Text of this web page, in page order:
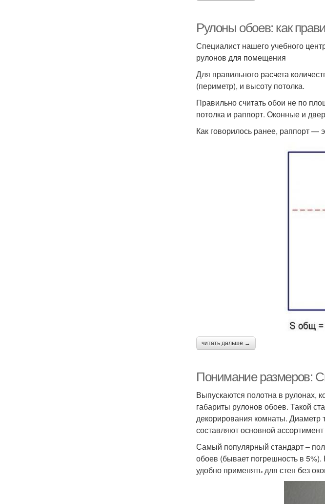
Рулоны обоев: как
Специалист нашего учебного
рулонов для помещения
Для правильного расчета
(периметр), и высоту потолка.
Правильно считать обои не по
потолка и раппорт. Оконные и
Как говорилось ранее, раппорт —
читать дальше →
Понимание размеров:
Выпускаются полотна в
габариты рулонов обоев. Такой
декорирования комнаты. Диаметр
составляют основной
Самый популярный стандарт –
обоев (бывает погрешность в
удобно применять для стен без